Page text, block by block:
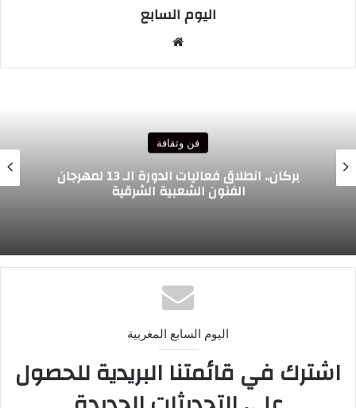
اليوم السابع
بركان.. انطلاق فعاليات الدورة الـ 13 لمهرجان
الفنون الشعبية الشرقية
اليوم السابع المغربية
اشترك في قائمتنا البريدية للحصول